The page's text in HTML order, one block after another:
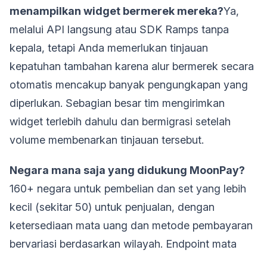
menampilkan widget bermerek mereka?Ya,
melalui API langsung atau SDK Ramps tanpa
kepala, tetapi Anda memerlukan tinjauan
kepatuhan tambahan karena alur bermerek secara
otomatis mencakup banyak pengungkapan yang
diperlukan. Sebagian besar tim mengirimkan
widget terlebih dahulu dan bermigrasi setelah
volume membenarkan tinjauan tersebut.
Negara mana saja yang didukung MoonPay?
160+ negara untuk pembelian dan set yang lebih
kecil (sekitar 50) untuk penjualan, dengan
ketersediaan mata uang dan metode pembayaran
bervariasi berdasarkan wilayah. Endpoint mata